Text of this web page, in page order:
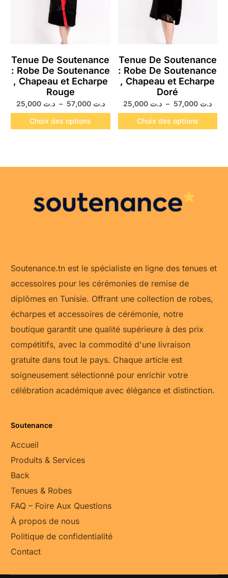
Tenue De Soutenance
: Robe De Soutenance
, Chapeau et Echarpe
Rouge
د.ت 25,000 – د.ت 57,000
Choix des options
Tenue De Soutenance
: Robe De Soutenance
, Chapeau et Echarpe
Doré
د.ت – د.ت
Choix des options
Soutenance.tn est le spécialiste en ligne des tenues et
accessoires pour les cérémonies de remise de
diplômes en Tunisie. Offrant une collection de robes,
écharpes et accessoires de cérémonie, notre
boutique garantit une qualité supérieure à des prix
compétitifs, avec la commodité d'une livraison
gratuite dans tout le pays. Chaque article est
soigneusement sélectionné pour enrichir votre
célébration académique avec élégance et distinction.
Soutenance
Accueil
Produits & Services
Back
Tenues & Robes
FAQ – Foire Aux Questions
À propos de nous
Politique de confidentialité
Contact